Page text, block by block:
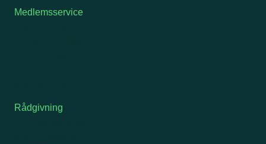
Medlemsservice
Rådgivning